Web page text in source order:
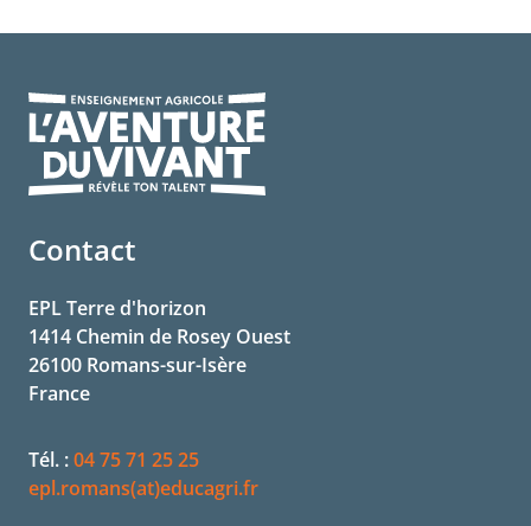
Contact
EPL Terre d'horizon
1414 Chemin de Rosey Ouest
26100 Romans-sur-Isère
France
Tél. :04 75 71 25 25
epl.romans(at)educagri.fr